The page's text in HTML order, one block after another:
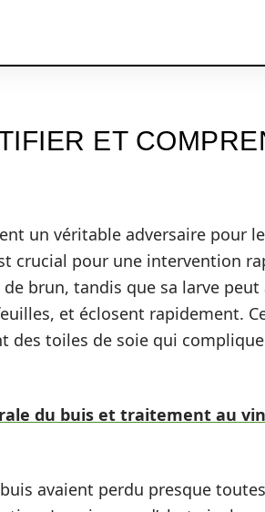
ET
un véritable adversaire pour
crucial pour une intervention
de brun, tandis que sa larve
et éclosent rapidement.
des toiles de soie qui
du buis et traitement au
avaient perdu presque